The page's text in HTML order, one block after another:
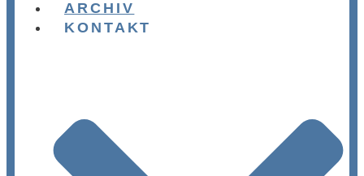
ARCHIV
KONTAKT